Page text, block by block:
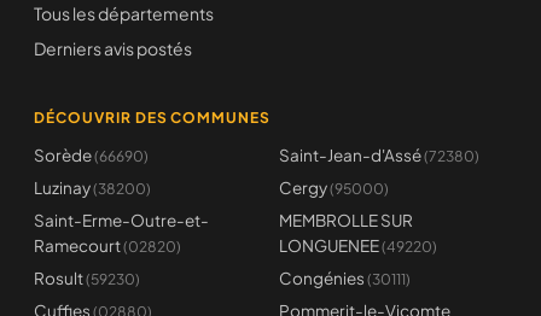
Tous les départements
Derniers avis postés
DÉCOUVRIR DES COMMUNES
Sorède(66690) Saint-Jean-d'Assé(72380)
Luzinay(38200) Cergy(95000)
Saint-Erme-Outre-et-
Ramecourt(02820)
MEMBROLLE SUR
LONGUENEE(49220)
Rosult(59230) Congénies (30111)
Cuffies (02880) Pommerit-le-Vicomte